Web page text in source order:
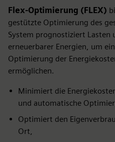
Flex-Optimierung (FLEX)
gestützte Optimierung des
System prognostiziert Lasten
erneuerbarer Energien, um
Optimierung der
ermöglichen.
Minimiert die
und automatische
Optimiert den
Ort,